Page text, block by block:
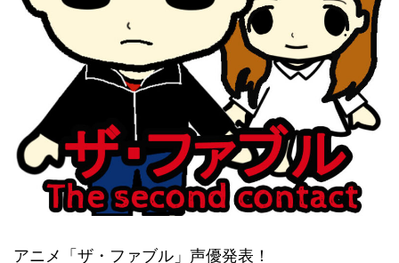
アニメ「ザ・ファブル」声優発表！